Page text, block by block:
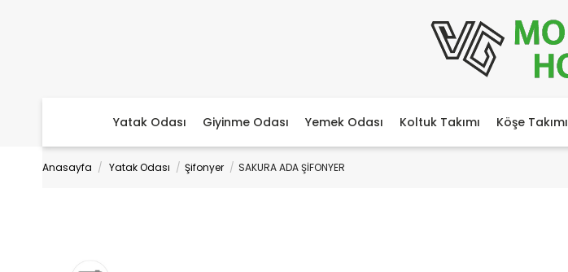
Yatak Odası Giyinme Odası Yemek Odası Koltuk Takımı Köşe Takımı
Anasayfa Yatak Odası Şifonyer SAKURA ADA ŞİFONYER